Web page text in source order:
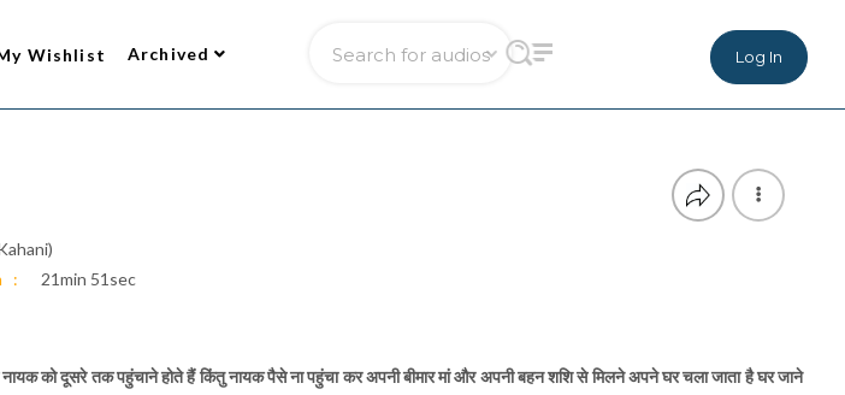
Wishlist Archived Log In
21min 51sec
को दूसरे तक पहुंचाने होते हैं किंतु नायक पैसे ना पहुंचा कर अपनी बीमार मां और अपनी बहन शशि से मिलने अपने घर चला जाता है घर जाने